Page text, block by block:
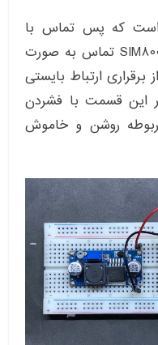
است که پس تماس با
شماره سیم کارت داخل ماژول SIM800L تماس به صورت
ارتباط بایستی
این قسمت با فشردن
رله مربوطه روشن و خاموش